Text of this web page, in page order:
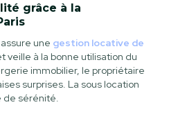
grâce à la
une gestion locative de
veille à la bonne utilisation du
immobilier, le propriétaire
surprises. La sous location
de sérénité.